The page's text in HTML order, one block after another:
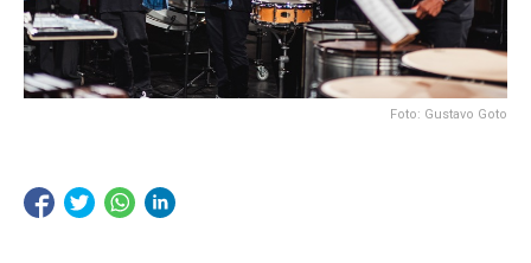
Foto: Gustavo Goto